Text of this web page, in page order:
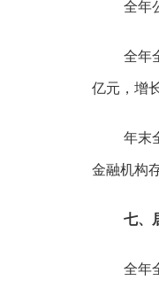
全年
全年
亿元，增
年末
金融机构
七、
全年